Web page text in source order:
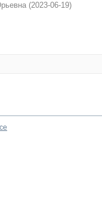
(2023-06-19)